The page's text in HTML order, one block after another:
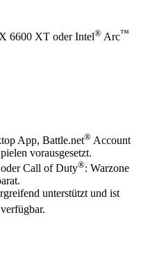
6600 XT oder Intel® Arc™
App, Battle.net® Account
vorausgesetzt.
Call of Duty®: Warzone
unterstützt und ist
verfügbar.